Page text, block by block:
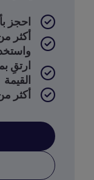
احجز
ارتقِ
القيمة
أكثر من 2000 حدث عالمي